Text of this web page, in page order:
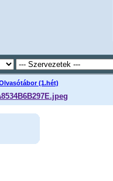
(1.hét)